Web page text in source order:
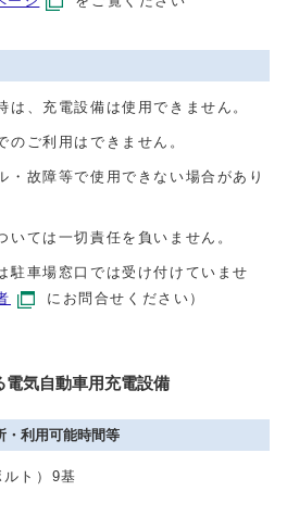
は、充電設備は使用できません。
のご利用はできません。
・故障等で使用できない場合があり
いては一切責任を負いません。
駐車場窓口では受け付けていませ
にお問合せください）
気自動車用充電設備
・利用可能時間等
ト）9基